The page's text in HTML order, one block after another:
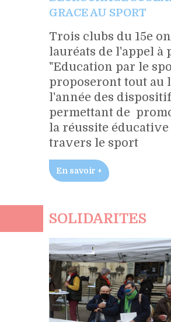
GRACE AU SPORT
Trois clubs du 15e
lauréats de l'appel à
"Education par le
proposeront tout au
l'année des
permettant de
la réussite éducative
travers le sport
En savoir +
SOLIDARITES